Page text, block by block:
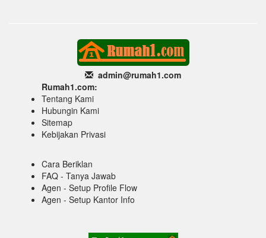
admin@rumah1.com
Rumah1.com:
Tentang Kami
Hubungin Kami
Sitemap
Kebijakan Privasi
Cara Beriklan
FAQ - Tanya Jawab
Agen - Setup Profile Flow
Agen - Setup Kantor Info